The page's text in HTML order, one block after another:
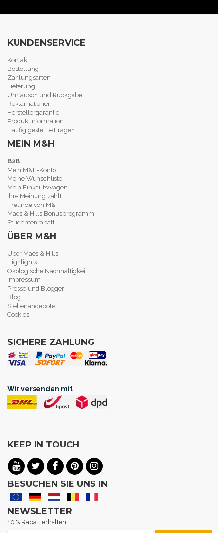
KUNDENSERVICE
Kontakt
Bestellung
Zahlungsarten
Lieferung
Umtausch und Rückgabe
Reklamationen
Herstellergarantie
Produktinformation
Häufig gestellte Fragen
MEIN M&H
B2B
Mein M&H-Konto
Meine Wunschliste
Mein Einkaufswagen
Ihre Meinung zählt
Freunde von M&H
Maes & Hills Bonusprogramm
Studentenrabatt
ÜBER M&H
Über Maes & Hills
Highlights
Ökologische Nachhaltigkeit
Impressum
Presse und Blogger
Blog
Stellenangebote
Cookies
SICHERE ZAHLUNG
Wir versenden mit
KEEP IN TOUCH
BESUCHEN SIE UNS IN
NEWSLETTER
10 % Rabatt erhalten